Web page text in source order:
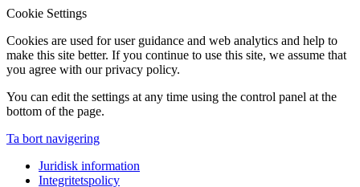
Cookie Settings
Cookies are used for user guidance and web analytics and help to
make this site better. If you continue to use this site, we assume that
you agree with our privacy policy.
You can edit the settings at any time using the control panel at the
bottom of the page.
Ta bort navigering
Juridisk information
Integritetspolicy